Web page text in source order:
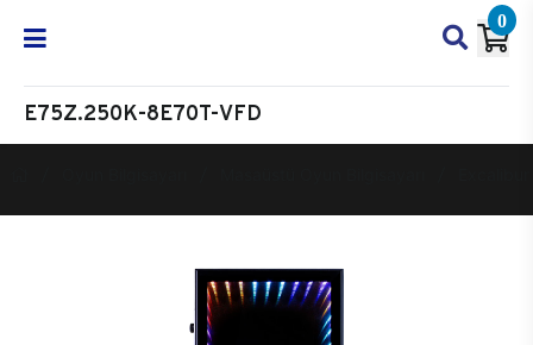
0
E75Z.250K-8E70T-VFD